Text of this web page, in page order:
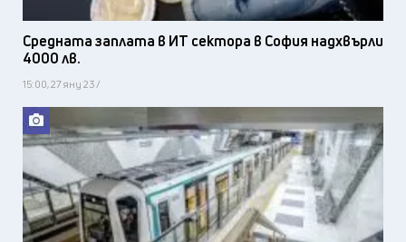
Средната заплата в ИТ сектора в София надхвърли
4000 лв.
15:00, 27 яну 23 /